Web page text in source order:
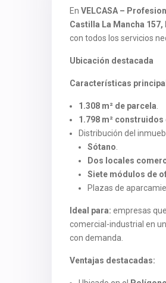
En VELCASA –
Castilla La Mancha
con todos los servicios
Ubicación destacada
Características
1.308 m² de parcela
1.798 m² construidos
Distribución del
Sótano
Dos locales
Siete módulos de
Plazas de
Ideal para: empresas
comercial-industrial en
con demanda.
Ventajas destacadas: